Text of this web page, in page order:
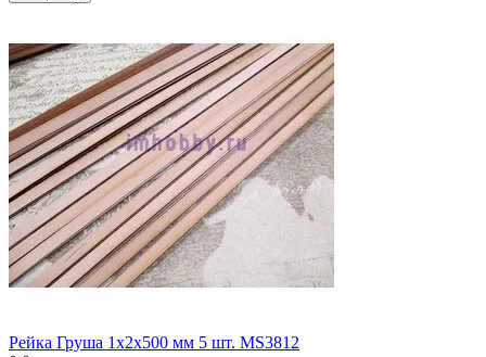
Рейка Груша 1х2х500 мм 5 шт. MS3812